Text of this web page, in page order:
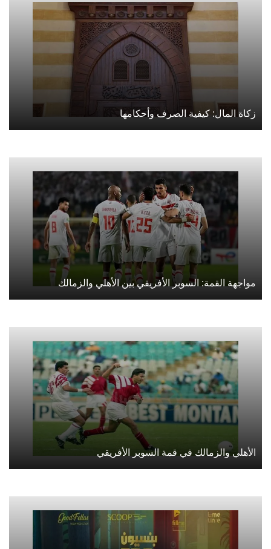
زكاة المال: كيفية الصرف وأحكامها
مواجهة القمة: السوبر الأفريقي بين الأهلي والزمالك
الأهلي والزمالك في قمة السوبر الأفريقي